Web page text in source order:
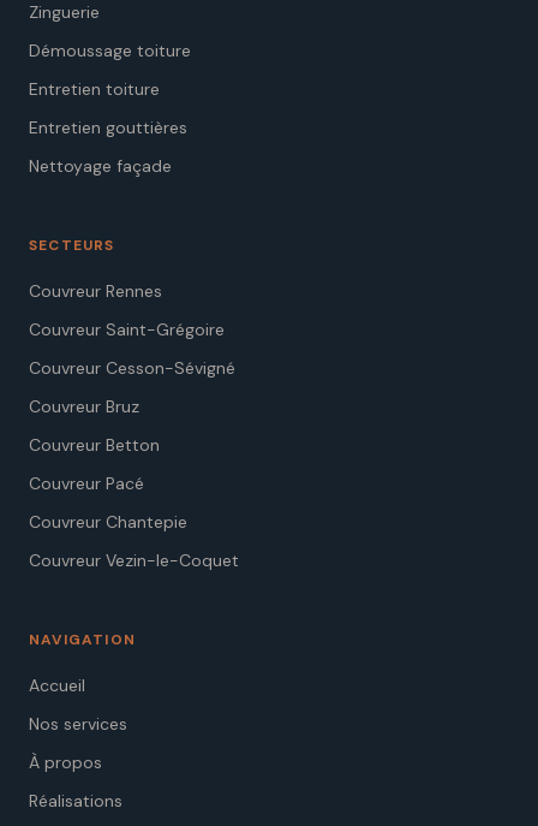
Zinguerie
Démoussage toiture
Entretien toiture
Entretien gouttières
Nettoyage façade
SECTEURS
Couvreur Rennes
Couvreur Saint-Grégoire
Couvreur Cesson-Sévigné
Couvreur Bruz
Couvreur Betton
Couvreur Pacé
Couvreur Chantepie
Couvreur Vezin-le-Coquet
NAVIGATION
Accueil
Nos services
À propos
Réalisations